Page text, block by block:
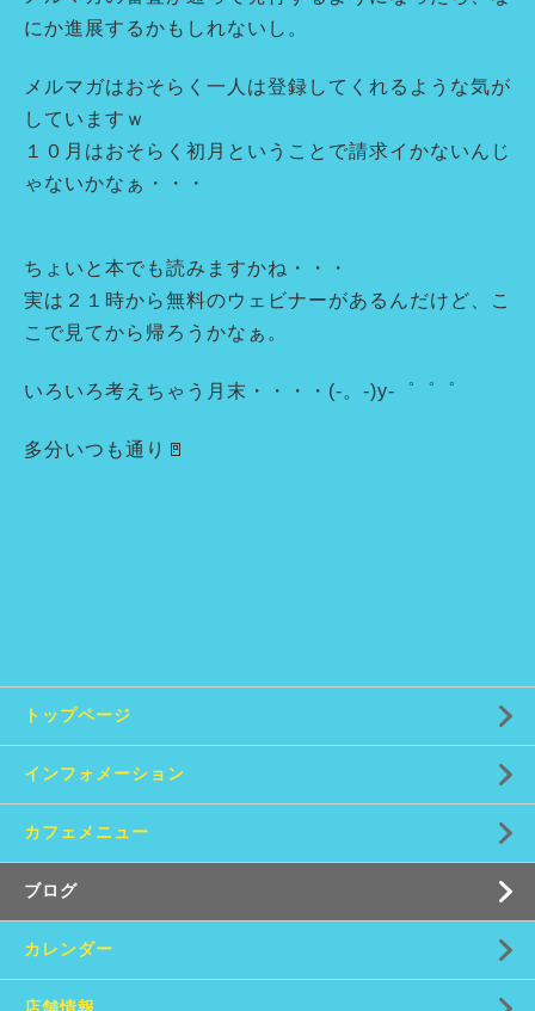
にか進展するかもしれないし。
メルマガはおそらく一人は登録してくれるような気が
していますｗ
１０月はおそらく初月ということで請求イかないんじ
ゃないかなぁ・・・
ちょいと本でも読みますかね・・・
実は２１時から無料のウェビナーがあるんだけど、こ
こで見てから帰ろうかなぁ。
いろいろ考えちゃう月末・・・・(-。-)y-゜゜゜
多分いつも通り🚪
トップページ
インフォメーション
カフェメニュー
ブログ
カレンダー
店舗情報